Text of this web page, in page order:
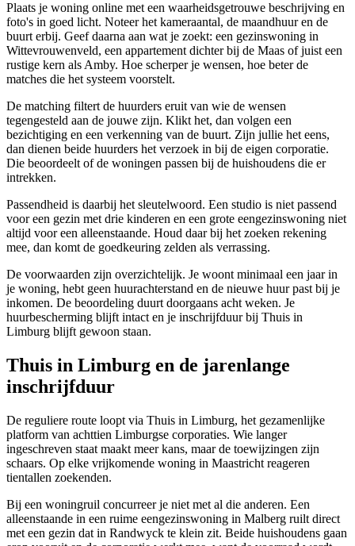
Plaats je woning online met een waarheidsgetrouwe beschrijving en
foto's in goed licht. Noteer het kameraantal, de maandhuur en de
buurt erbij. Geef daarna aan wat je zoekt: een gezinswoning in
Wittevrouwenveld, een appartement dichter bij de Maas of juist een
rustige kern als Amby. Hoe scherper je wensen, hoe beter de
matches die het systeem voorstelt.
De matching filtert de huurders eruit van wie de wensen
tegengesteld aan de jouwe zijn. Klikt het, dan volgen een
bezichtiging en een verkenning van de buurt. Zijn jullie het eens,
dan dienen beide huurders het verzoek in bij de eigen corporatie.
Die beoordeelt of de woningen passen bij de huishoudens die er
intrekken.
Passendheid is daarbij het sleutelwoord. Een studio is niet passend
voor een gezin met drie kinderen en een grote eengezinswoning niet
altijd voor een alleenstaande. Houd daar bij het zoeken rekening
mee, dan komt de goedkeuring zelden als verrassing.
De voorwaarden zijn overzichtelijk. Je woont minimaal een jaar in
je woning, hebt geen huurachterstand en de nieuwe huur past bij je
inkomen. De beoordeling duurt doorgaans acht weken. Je
huurbescherming blijft intact en je inschrijfduur bij Thuis in
Limburg blijft gewoon staan.
Thuis in Limburg en de jarenlange
inschrijfduur
De reguliere route loopt via Thuis in Limburg, het gezamenlijke
platform van achttien Limburgse corporaties. Wie langer
ingeschreven staat maakt meer kans, maar de toewijzingen zijn
schaars. Op elke vrijkomende woning in Maastricht reageren
tientallen zoekenden.
Bij een woningruil concurreer je niet met al die anderen. Een
alleenstaande in een ruime eengezinswoning in Malberg ruilt direct
met een gezin dat in Randwyck te klein zit. Beide huishoudens gaan